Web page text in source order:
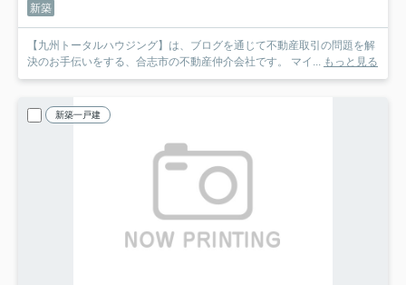
新築
【九州トータルハウジング】は、ブログを通じて不動産取引の問題を解
決のお手伝いをする、合志市の不動産仲介会社です。 マイ...
もっと見る
新築一戸建